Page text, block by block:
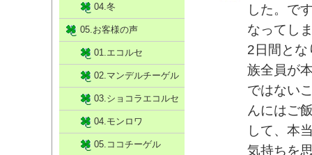
した。で
なってし
2日間とな
族全員が
ではない
んにはご
して、本
気持ちを
04.冬
05.お客様の声
01.エコルセ
02.マンデルチーゲル
03.ショコラエコルセ
04.モンロワ
05.ココチーゲル